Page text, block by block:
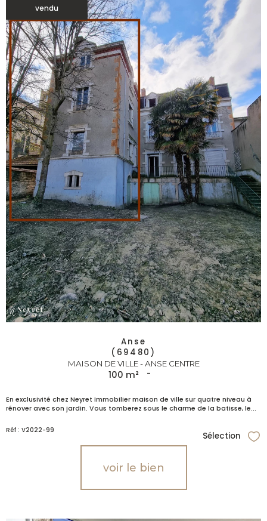
vendu
Anse
(69480)
MAISON DE VILLE - ANSE CENTRE
100 m² -
En exclusivité chez Neyret Immobilier maison de ville sur quatre niveau à
rénover avec son jardin. Vous tomberez sous le charme de la batisse, le...
Réf : V2022-99
Sélection
voir le bien